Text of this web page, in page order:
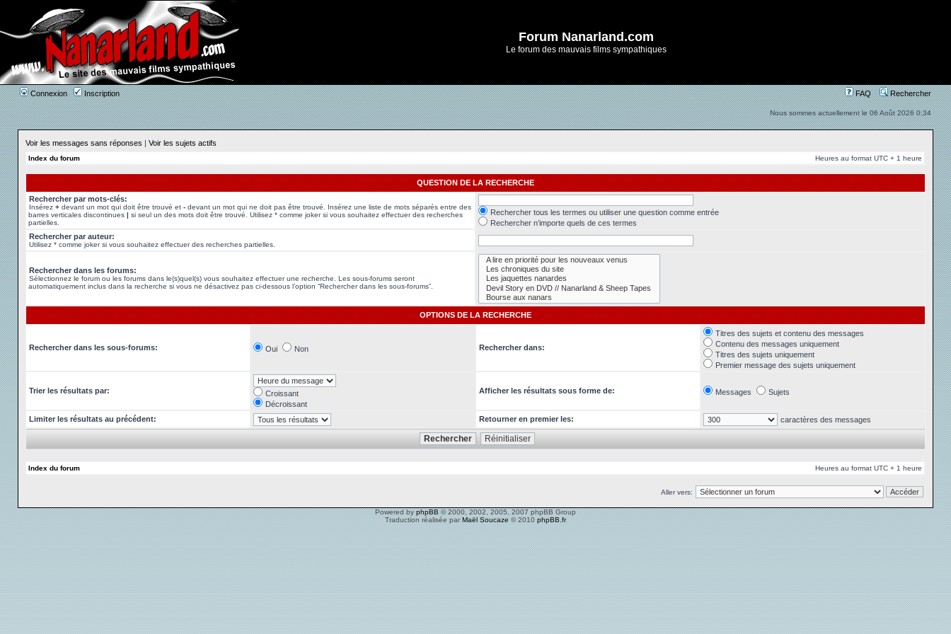
Forum Nanarland.com
Le forum des mauvais films sympathiques
Connexion Inscription FAQ Rechercher
Nous sommes actuellement le 06 Août 2026 0:34
Voir les messages sans réponses | Voir les sujets actifs
Index du forum Heures au format UTC + 1 heure
QUESTION DE LA RECHERCHE
Rechercher par mots-clés:
Insérez + devant un mot qui doit être trouvé et - devant un mot qui ne doit pas être trouvé. Insérez une liste de mots séparés entre des
barres verticales discontinues | si seul un des mots doit être trouvé. Utilisez * comme joker si vous souhaitez effectuer des recherches
partielles.
Rechercher tous les termes ou utiliser une question comme entrée
Rechercher n’importe quels de ces termes
Rechercher par auteur:
Utilisez * comme joker si vous souhaitez effectuer des recherches partielles.
Rechercher dans les forums:
Sélectionnez le forum ou les forums dans le(s)quel(s) vous souhaitez effectuer une recherche. Les sous-forums seront
automatiquement inclus dans la recherche si vous ne désactivez pas ci-dessous l’option “Rechercher dans les sous-forums”.
OPTIONS DE LA RECHERCHE
Rechercher dans les sous-forums: Oui Non Rechercher dans:
Titres des sujets et contenu des messages
Contenu des messages uniquement
Titres des sujets uniquement
Premier message des sujets uniquement
Trier les résultats par:
Croissant
Décroissant
Afficher les résultats sous forme de: Messages Sujets
Limiter les résultats au précédent: Retourner en premier les: caractères des messages
Index du forum Heures au format UTC + 1 heure
Aller vers:
Powered by phpBB © 2000, 2002, 2005, 2007 phpBB Group
Traduction réalisée parMaël Soucaze © 2010 phpBB.fr